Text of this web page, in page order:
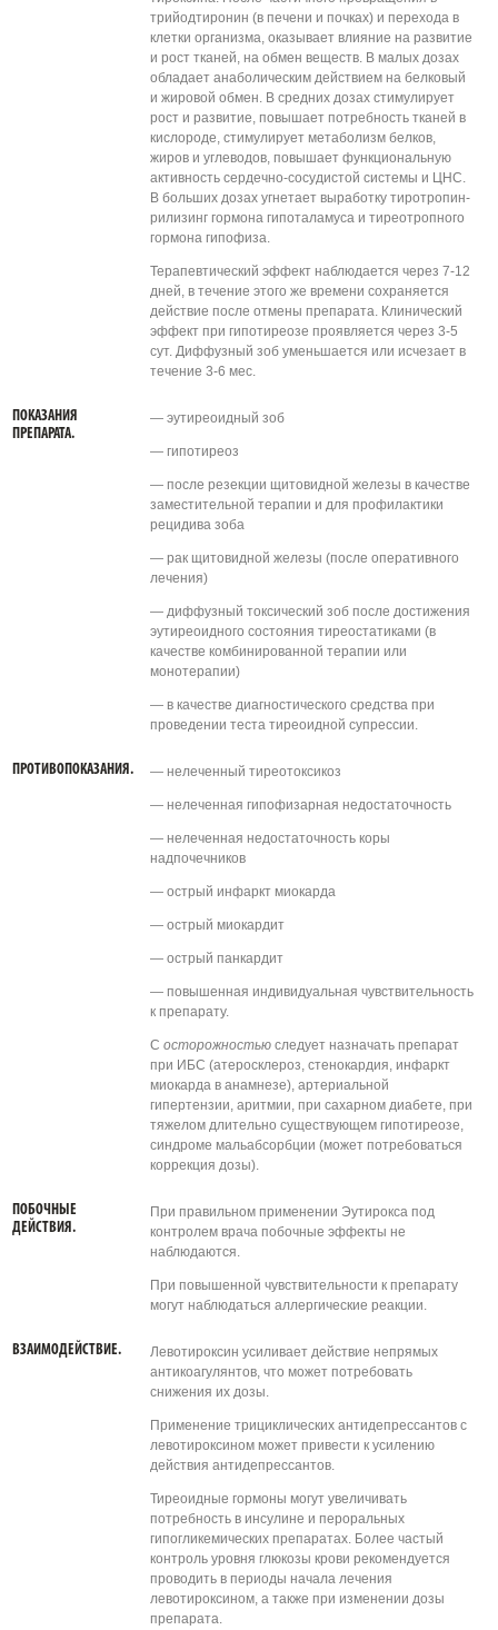
трийодтиронин (в печени и почках) и перехода в
клетки организма, оказывает влияние на развитие
и рост тканей, на обмен веществ. В малых дозах
обладает анаболическим действием на белковый
и жировой обмен. В средних дозах стимулирует
рост и развитие, повышает потребность тканей в
кислороде, стимулирует метаболизм белков,
жиров и углеводов, повышает функциональную
активность сердечно-сосудистой системы и ЦНС.
В больших дозах угнетает выработку тиротропин-
рилизинг гормона гипоталамуса и тиреотропного
гормона гипофиза.
Терапевтический эффект наблюдается через 7-12
дней, в течение этого же времени сохраняется
действие после отмены препарата. Клинический
эффект при гипотиреозе проявляется через 3-5
сут. Диффузный зоб уменьшается или исчезает в
течение 3-6 мес.
ПОКАЗАНИЯ
ПРЕПАРАТА.
— эутиреоидный зоб
— гипотиреоз
— после резекции щитовидной железы в качестве
заместительной терапии и для профилактики
рецидива зоба
— рак щитовидной железы (после оперативного
лечения)
— диффузный токсический зоб после достижения
эутиреоидного состояния тиреостатиками (в
качестве комбинированной терапии или
монотерапии)
— в качестве диагностического средства при
проведении теста тиреоидной супрессии.
ПРОТИВОПОКАЗАНИЯ. — нелеченный тиреотоксикоз
— нелеченная гипофизарная недостаточность
— нелеченная недостаточность коры
надпочечников
— острый инфаркт миокарда
— острый миокардит
— острый панкардит
— повышенная индивидуальная чувствительность
к препарату.
С осторожностьюследует назначать препарат
при ИБС (атеросклероз, стенокардия, инфаркт
миокарда в анамнезе), артериальной
гипертензии, аритмии, при сахарном диабете, при
тяжелом длительно существующем гипотиреозе,
синдроме мальабсорбции (может потребоваться
коррекция дозы).
ПОБОЧНЫЕ
ДЕЙСТВИЯ.
При правильном применении Эутирокса под
контролем врача побочные эффекты не
наблюдаются.
При повышенной чувствительности к препарату
могут наблюдаться аллергические реакции.
ВЗАИМОДЕЙСТВИЕ.
Левотироксин усиливает действие непрямых
антикоагулянтов, что может потребовать
снижения их дозы.
Применение трициклических антидепрессантов с
левотироксином может привести к усилению
действия антидепрессантов.
Тиреоидные гормоны могут увеличивать
потребность в инсулине и пероральных
гипогликемических препаратах. Более частый
контроль уровня глюкозы крови рекомендуется
проводить в периоды начала лечения
левотироксином, а также при изменении дозы
препарата.